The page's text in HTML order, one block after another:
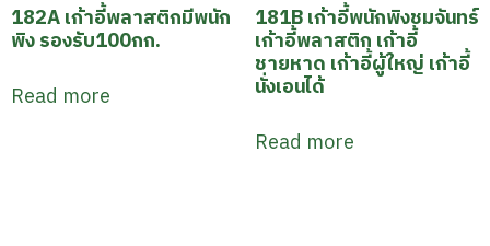
182A เก้าอี้พลาสติกมีพนัก
พิง รองรับ100กก.
Read more
181B เก้าอี้พนักพิงชมจันทร์
เก้าอี้พลาสติก เก้าอี้
ชายหาด เก้าอี้ผู้ใหญ่ เก้าอี้
นั่งเอนได้
Read more